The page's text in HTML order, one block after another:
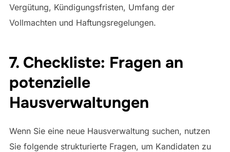
Vergütung, Kündigungsfristen, Umfang der
Vollmachten und Haftungsregelungen.
7. Checkliste: Fragen an
potenzielle
Hausverwaltungen
Wenn Sie eine neue Hausverwaltung suchen, nutzen
Sie folgende strukturierte Fragen, um Kandidaten zu